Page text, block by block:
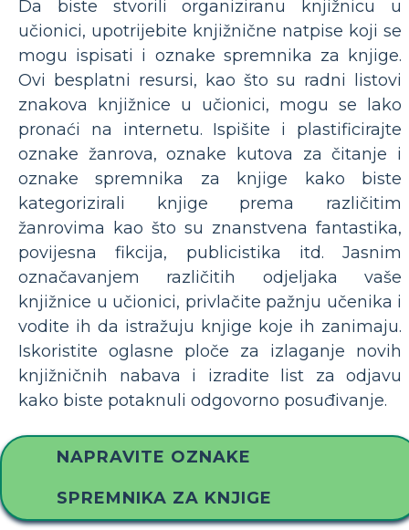
Da biste stvorili organiziranu knjižnicu u
učionici, upotrijebite knjižnične natpise koji se
mogu ispisati i oznake spremnika za knjige.
Ovi besplatni resursi, kao što su radni listovi
znakova knjižnice u učionici, mogu se lako
pronaći na internetu. Ispišite i plastificirajte
oznake žanrova, oznake kutova za čitanje i
oznake spremnika za knjige kako biste
kategorizirali knjige prema različitim
žanrovima kao što su znanstvena fantastika,
povijesna fikcija, publicistika itd. Jasnim
označavanjem različitih odjeljaka vaše
knjižnice u učionici, privlačite pažnju učenika i
vodite ih da istražuju knjige koje ih zanimaju.
Iskoristite oglasne ploče za izlaganje novih
knjižničnih nabava i izradite list za odjavu
kako biste potaknuli odgovorno posuđivanje.
NAPRAVITE OZNAKE
SPREMNIKA ZA KNJIGE